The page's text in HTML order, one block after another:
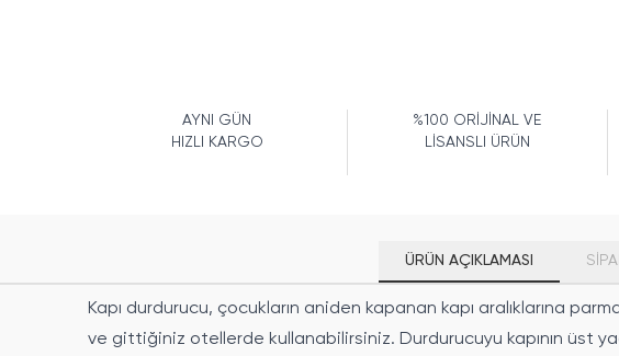
AYNI GÜN
HIZLI KARGO
%100 ORİJİNAL VE
LİSANSLI ÜRÜN
ÜRÜN AÇIKLAMASI
Kapı durdurucu, çocukların aniden kapanan kapı aralıklarına
ve gittiğiniz otellerde kullanabilirsiniz. Durdurucuyu kapının üst